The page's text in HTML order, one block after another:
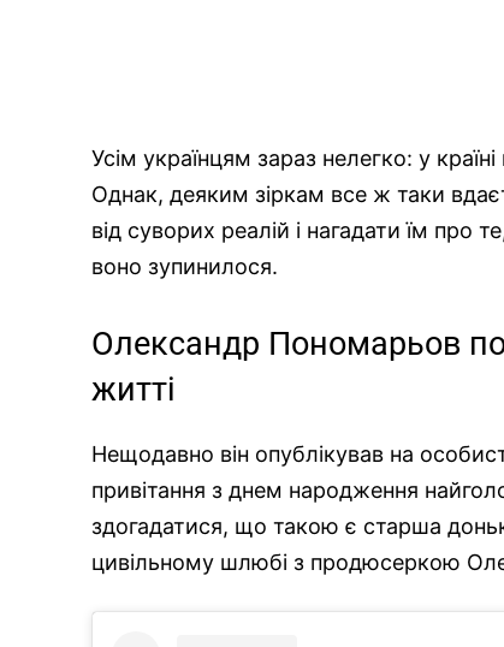
Усім українцям зараз нелегко: у
Однак, деяким зіркам все ж таки
від суворих реалій і нагадати їм про
воно зупинилося.
Олександр Пономарьов
житті
Нещодавно він опублікував на
привітання з днем народження
здогадатися, що такою є старша
цивільному шлюбі з продюсеркою